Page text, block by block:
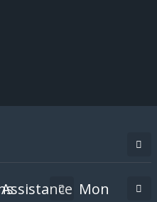
Assistance Mon